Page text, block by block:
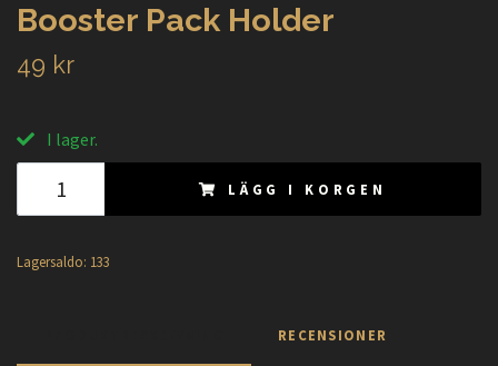
Booster Pack Holder
49 kr
I lager.
LÄGG I KORGEN
Lagersaldo: 133
RECENSIONER